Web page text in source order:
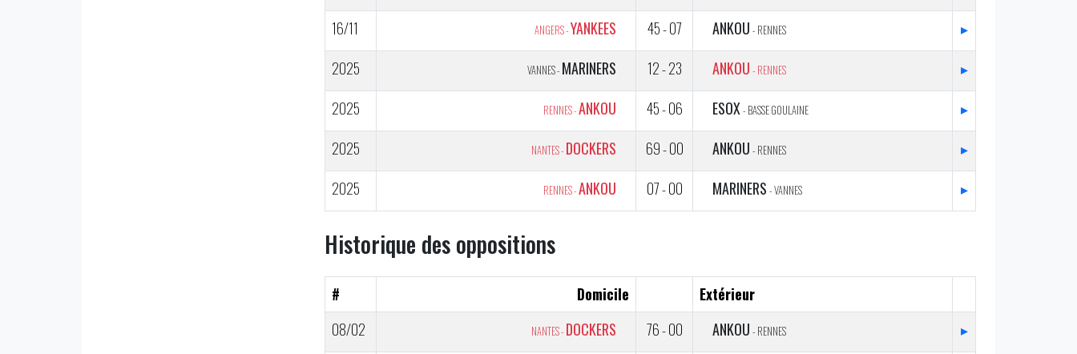
16/11
ANGERS -YANKEES 45 - 07 ANKOU - RENNES
▸
2025
VANNES - MARINERS 12 - 23 ANKOU - RENNES
▸
2025
RENNES -ANKOU 45 - 06 ESOX- BASSE GOULAINE
▸
2025
NANTES - DOCKERS 69 - 00 ANKOU - RENNES
▸
2025
RENNES -ANKOU 07 - 00 MARINERS - VANNES ▸
Historique des oppositions
# Domicile
Extérieur
08/02
NANTES - DOCKERS 76 - 00 ANKOU - RENNES
▸